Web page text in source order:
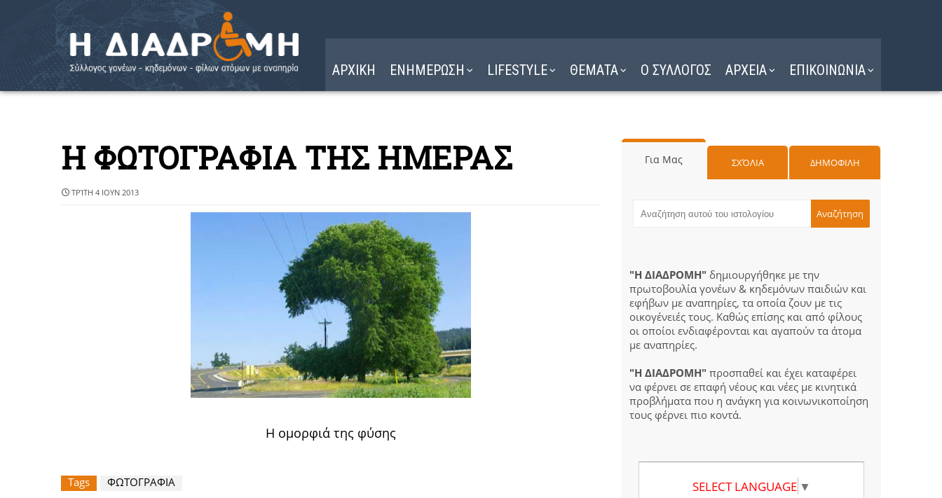
ΑΡΧΙΚΗ ΕΝΗΜΕΡΩΣΗ LIFESTYLE ΘΕΜΑΤΑ Ο ΣΥΛΛΟΓΟΣ ΑΡΧΕΙΑ ΕΠΙΚΟΙΝΩΝΙΑ
Η ΦΩΤΟΓΡΑΦΙΑ ΤΗΣ ΗΜΕΡΑΣ
ΤΡΊΤΗ 4 ΙΟΥΝ 2013
Η ομορφιά της φύσης
Tags ΦΩΤΟΓΡΑΦΙΑ
Για Μας ΣΧΌΛΙΑ ΔΗΜΟΦΙΛΗ
"Η ΔΙΑΔΡΟΜΗ" δημιουργήθηκε με την
πρωτοβουλία γονέων & κηδεμόνων παιδιών και
εφήβων με αναπηρίες, τα οποία ζουν με τις
οικογένειές τους. Καθώς επίσης και από φίλους
οι οποίοι ενδιαφέρονται και αγαπούν τα άτομα
με αναπηρίες.
"Η ΔΙΑΔΡΟΜΗ" προσπαθεί και έχει καταφέρει
να φέρνει σε επαφή νέους και νέες με κινητικά
προβλήματα που η ανάγκη για κοινωνικοποίηση
τους φέρνει πιο κοντά.
SELECT LANGUAGE ▼